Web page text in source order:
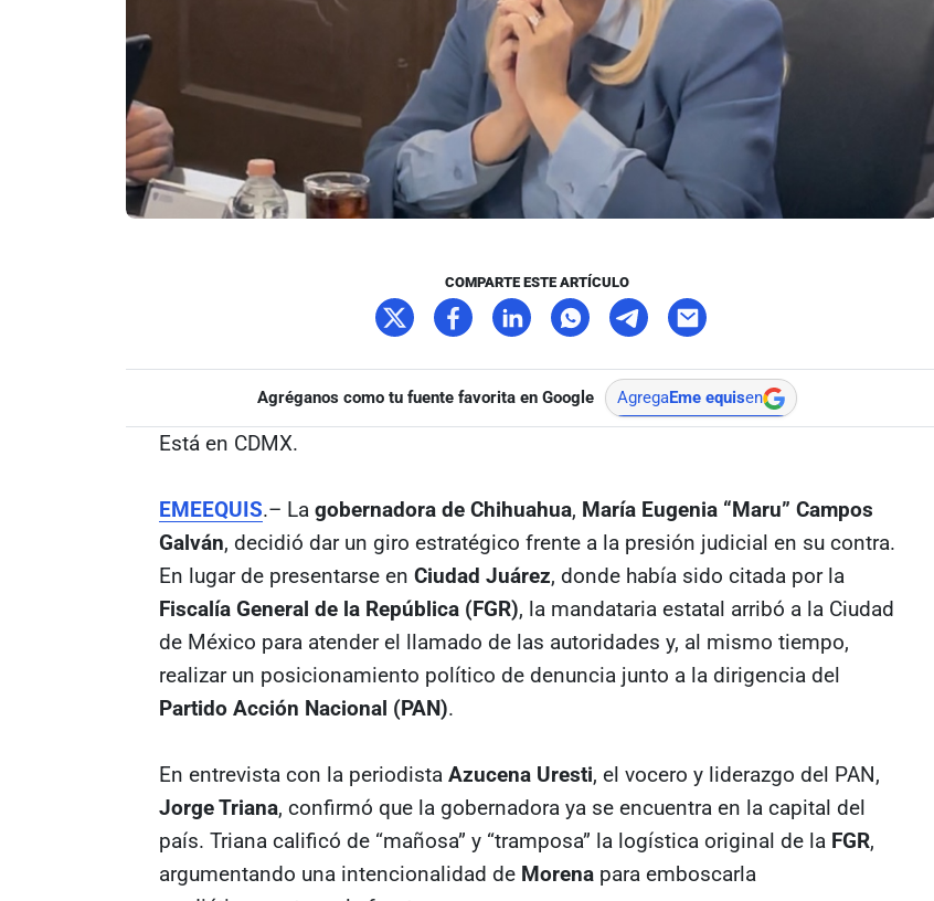
COMPARTE ESTE ARTÍCULO
Agréganos como tu fuente favorita en Google AgregaEme equisen
Está en CDMX.
EMEEQUIS.– La gobernadora de Chihuahua, María Eugenia “Maru” Campos
Galván, decidió dar un giro estratégico frente a la presión judicial en su contra.
En lugar de presentarse en Ciudad Juárez, donde había sido citada por la
Fiscalía General de la República (FGR), la mandataria estatal arribó a la Ciudad
de México para atender el llamado de las autoridades y, al mismo tiempo,
realizar un posicionamiento político de denuncia junto a la dirigencia del
Partido Acción Nacional (PAN).
En entrevista con la periodista Azucena Uresti, el vocero y liderazgo del PAN,
Jorge Triana, confirmó que la gobernadora ya se encuentra en la capital del
país. Triana calificó de “mañosa” y “tramposa” la logística original de la FGR,
argumentando una intencionalidad de Morena para emboscarla